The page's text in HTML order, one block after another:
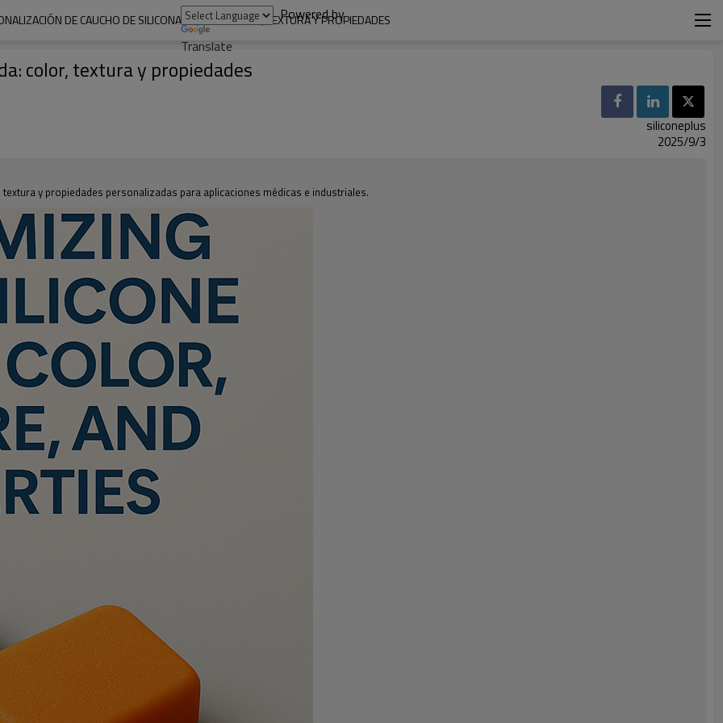
Powered by
Translate
DE CAUCHO DE SILICONA LÍQUIDA: COLOR, TEXTURA Y PROPIEDADES
color, textura y propiedades
siliconeplus
2025/9/3
y propiedades personalizadas para aplicaciones médicas e industriales.